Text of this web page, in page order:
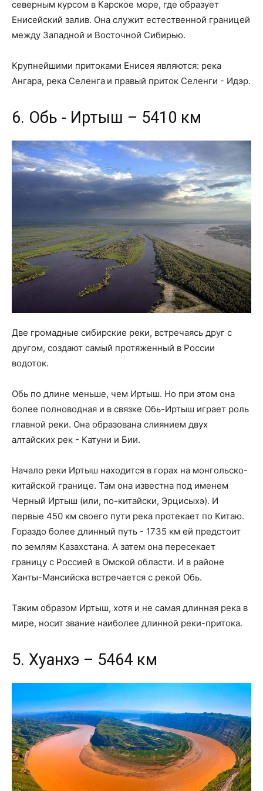
северным курсом в Карское море, где образует
Енисейский залив. Она служит естественной границей
между Западной и Восточной Сибирью.
Крупнейшими притоками Енисея являются: река
Ангара, река Селенга и правый приток Селенги - Идэр.
6. Обь - Иртыш – 5410 км
Две громадные сибирские реки, встречаясь друг с
другом, создают самый протяженный в России
водоток.
Обь по длине меньше, чем Иртыш. Но при этом она
более полноводная и в связке Обь-Иртыш играет роль
главной реки. Она образована слиянием двух
алтайских рек - Катуни и Бии.
Начало реки Иртыш находится в горах на монгольско-
китайской границе. Там она известна под именем
Черный Иртыш (или, по-китайски, Эрцисыхэ). И
первые 450 км своего пути река протекает по Китаю.
Гораздо более длинный путь - 1735 км ей предстоит
по землям Казахстана. А затем она пересекает
границу с Россией в Омской области. И в районе
Ханты-Мансийска встречается с рекой Обь.
Таким образом Иртыш, хотя и не самая длинная река в
мире, носит звание наиболее длинной реки-притока.
5. Хуанхэ – 5464 км